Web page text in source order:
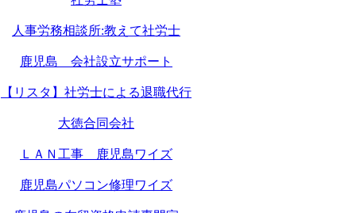
人事労務相談所:教えて社労士
鹿児島 会社設立サポート
【リスタ】社労士による退職代行
大徳合同会社
ＬＡＮ工事 鹿児島ワイズ
鹿児島パソコン修理ワイズ